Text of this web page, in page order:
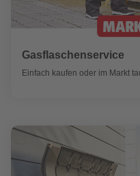
Gasflaschenservice
Einfach kaufen oder im Markt